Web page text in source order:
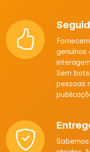
genuínos
Sem
pessoas